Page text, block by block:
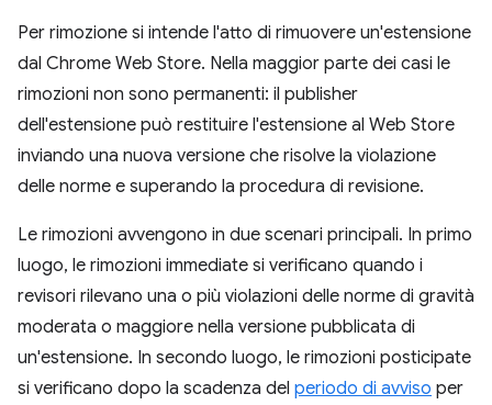
Per rimozione si intende l'atto di rimuovere un'estensione
dal Chrome Web Store. Nella maggior parte dei casi le
rimozioni non sono permanenti: il publisher
dell'estensione può restituire l'estensione al Web Store
inviando una nuova versione che risolve la violazione
delle norme e superando la procedura di revisione.
Le rimozioni avvengono in due scenari principali. In primo
luogo, le rimozioni immediate si verificano quando i
revisori rilevano una o più violazioni delle norme di gravità
moderata o maggiore nella versione pubblicata di
un'estensione. In secondo luogo, le rimozioni posticipate
si verificano dopo la scadenza del periodo di avviso per